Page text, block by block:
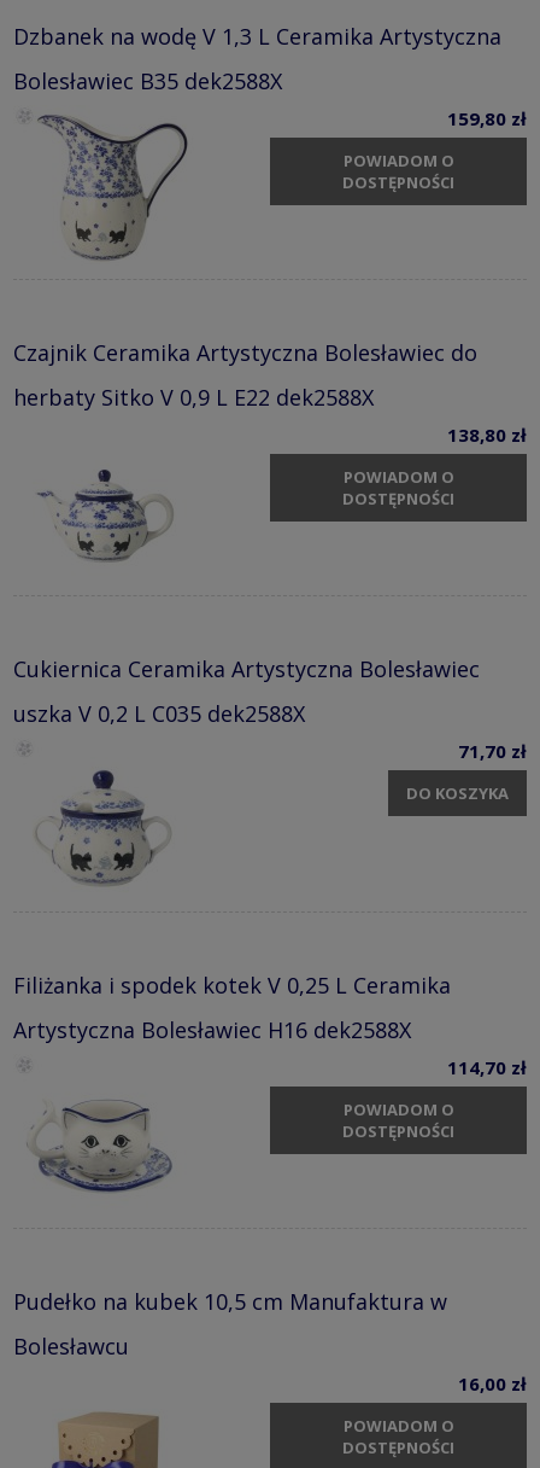
Dzbanek na wodę V 1,3 L Ceramika Artystyczna
Bolesławiec B35 dek2588X
159,80 zł
POWIADOM O
DOSTĘPNOŚCI
Czajnik Ceramika Artystyczna Bolesławiec do
herbaty Sitko V 0,9 L E22 dek2588X
138,80 zł
POWIADOM O
DOSTĘPNOŚCI
Cukiernica Ceramika Artystyczna Bolesławiec
uszka V 0,2 L C035 dek2588X
71,70 zł
DO KOSZYKA
Filiżanka i spodek kotek V 0,25 L Ceramika
Artystyczna Bolesławiec H16 dek2588X
114,70 zł
POWIADOM O
DOSTĘPNOŚCI
Pudełko na kubek 10,5 cm Manufaktura w
Bolesławcu
16,00 zł
POWIADOM O
DOSTĘPNOŚCI